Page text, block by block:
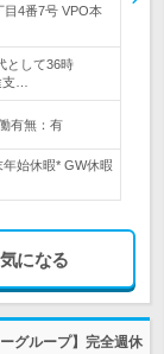
目4番7号 VPO本
として36時
…
有無：有
始休暇* GW休暇
気になる
グループ】完全週休